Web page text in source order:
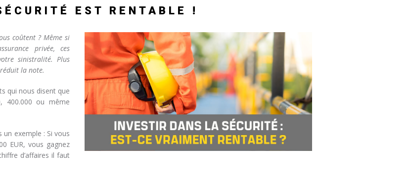
EST RENTABLE !
coûtent ? Même si
privée, ces
sinistralité. Plus
réduit la note.
qui nous disent que
400.000 ou même
un exemple : Si vous
EUR, vous gagnez
d’affaires il faut